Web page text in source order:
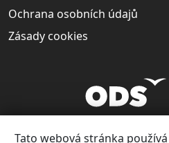
Ochrana osobních údajů
Zásady cookies
Tato webová stránka